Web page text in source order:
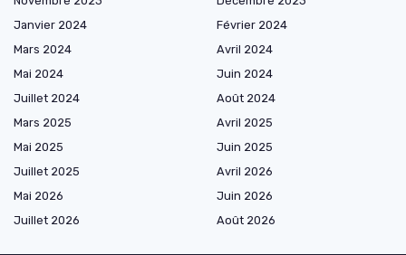
Janvier 2024
Février 2024
Mars 2024
Avril 2024
Mai 2024
Juin 2024
Juillet 2024
Août 2024
Mars 2025
Avril 2025
Mai 2025
Juin 2025
Juillet 2025
Avril 2026
Mai 2026
Juin 2026
Juillet 2026
Août 2026